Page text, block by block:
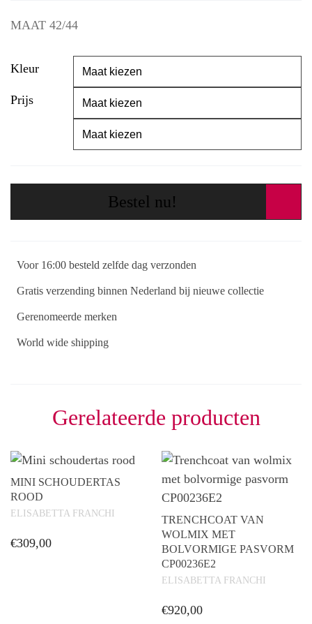
MAAT 42/44
Kleur
Prijs
Bestel nu!
Voor 16:00 besteld zelfde dag verzonden
Gratis verzending binnen Nederland bij nieuwe collectie
Gerenomeerde merken
World wide shipping
Gerelateerde producten
MINI SCHOUDERTAS
ROOD
ELISABETTA FRANCHI
€309,00
TRENCHCOAT VAN
WOLMIX MET
BOLVORMIGE PASVORM
CP00236E2
ELISABETTA FRANCHI
€920,00